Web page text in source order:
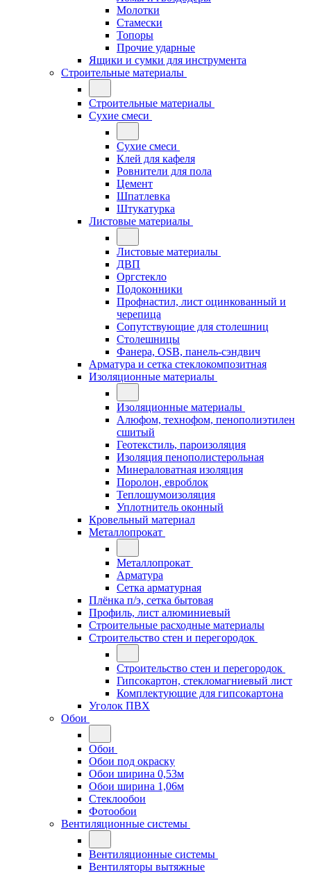
Молотки
Стамески
Топоры
Прочие ударные
Ящики и сумки для инструмента
Строительные материалы
Строительные материалы
Сухие смеси
Сухие смеси
Клей для кафеля
Ровнители для пола
Цемент
Шпатлевка
Штукатурка
Листовые материалы
Листовые материалы
ДВП
Оргстекло
Подоконники
Профнастил, лист оцинкованный и
черепица
Сопутствующие для столешниц
Столешницы
Фанера, OSB, панель-сэндвич
Арматура и сетка стеклокомпозитная
Изоляционные материалы
Изоляционные материалы
Алюфом, технофом, пенополиэтилен
сшитый
Геотекстиль, пароизоляция
Изоляция пенополистерольная
Минераловатная изоляция
Поролон, евроблок
Теплошумоизоляция
Уплотнитель оконный
Кровельный материал
Металлопрокат
Металлопрокат
Арматура
Сетка арматурная
Плёнка п/э, сетка бытовая
Профиль, лист алюминиевый
Строительные расходные материалы
Строительство стен и перегородок
Строительство стен и перегородок
Гипсокартон, стекломагниевый лист
Комплектующие для гипсокартона
Уголок ПВХ
Обои
Обои
Обои под окраску
Обои ширина 0,53м
Обои ширина 1,06м
Стеклообои
Фотообои
Вентиляционные системы
Вентиляционные системы
Вентиляторы вытяжные